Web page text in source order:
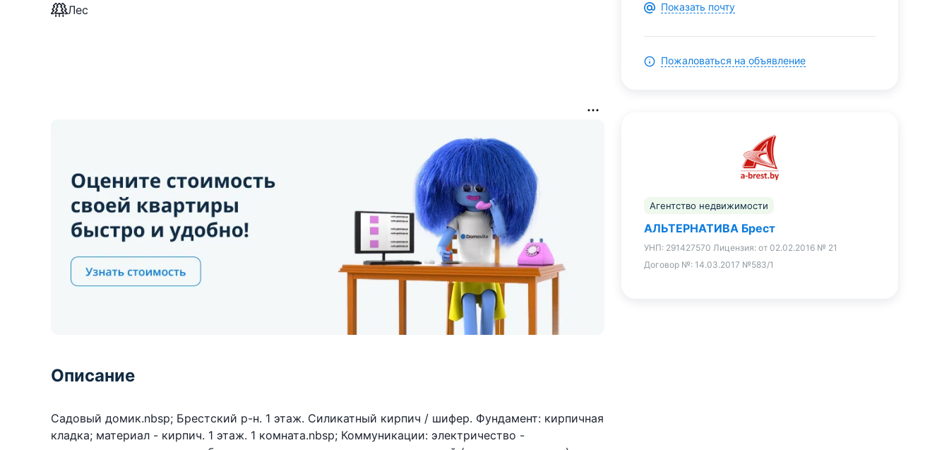
Лес
Описание
Садовый домик.nbsp; Брестский р-н. 1 этаж. Силикатный кирпич / шифер. Фундамент: кирпичная
кладка; материал - кирпич. 1 этаж. 1 комната.nbsp; Коммуникации: электричество -
Показать почту
Пожаловаться на объявление
Агентство недвижимости
АЛЬТЕРНАТИВА Брест
УНП: 291427570 Лицензия: от 02.02.2016 № 21
Договор №: 14.03.2017 №583/1